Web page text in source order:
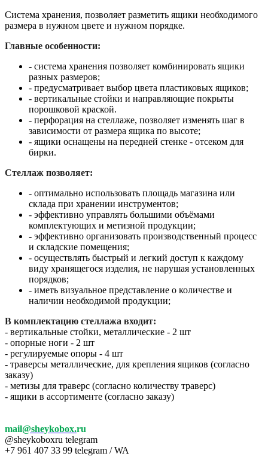
Система хранения, позволяет разметить ящики необходимого
размера в нужном цвете и нужном порядке.
Главные особенности:
- система хранения позволяет комбинировать ящики
разных размеров;
- предусматривает выбор цвета пластиковых ящиков;
- вертикальные стойки и направляющие покрыты
порошковой краской.
- перфорация на стеллаже, позволяет изменять шаг в
зависимости от размера ящика по высоте;
- ящики оснащены на передней стенке - отсеком для
бирки.
Стеллаж позволяет:
- оптимально использовать площадь магазина или
склада при хранении инструментов;
- эффективно управлять большими объёмами
комплектующих и метизной продукции;
- эффективно организовать производственный процесс
и складские помещения;
- осуществлять быстрый и легкий доступ к каждому
виду хранящегося изделия, не нарушая установленных
порядков;
- иметь визуальное представление о количестве и
наличии необходимой продукции;
В комплектацию стеллажа входит:
- вертикальные стойки, металлические - 2 шт
- опорные ноги - 2 шт
- регулируемые опоры - 4 шт
- траверсы металлические, для крепления ящиков (согласно
заказу)
- метизы для траверс (согласно количеству траверс)
- ящики в ассортименте (согласно заказу)
mail@sheykobox.ru
@sheykoboxru telegram
+7 961 407 33 99 telegram / WA